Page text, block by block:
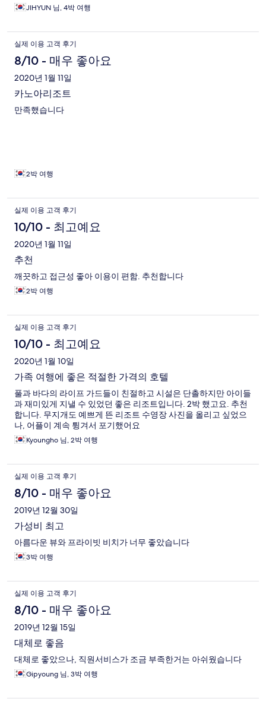
JIHYUN 님, 4박 여행
실제 이용 고객 후기
8/10 - 매우 좋아요
2020년 1월 11일
카노아리조트
만족했습니다
2박 여행
실제 이용 고객 후기
10/10 - 최고예요
2020년 1월 11일
추천
깨끗하고 접근성 좋아 이용이 편함. 추천합니다
2박 여행
실제 이용 고객 후기
10/10 - 최고예요
2020년 1월 10일
가족 여행에 좋은 적절한 가격의 호텔
풀과 바다의 라이프 가드들이 친절하고 시설은 단촐하지만 아이들
과 재미있게 지낼 수 있었던 좋은 리조트입니다. 2박 했고요. 추천
합니다. 무지개도 예쁘게 뜬 리조트 수영장 사진을 올리고 싶었으
나, 어플이 계속 튕겨서 포기했어요
Kyoungho 님, 2박 여행
실제 이용 고객 후기
8/10 - 매우 좋아요
2019년 12월 30일
가성비 최고
아름다운 뷰와 프라이빗 비치가 너무 좋았습니다
3박 여행
실제 이용 고객 후기
8/10 - 매우 좋아요
2019년 12월 15일
대체로 좋음
대체로 좋았으나, 직원서비스가 조금 부족한거는 아쉬웠습니다
Gipyoung 님, 3박 여행